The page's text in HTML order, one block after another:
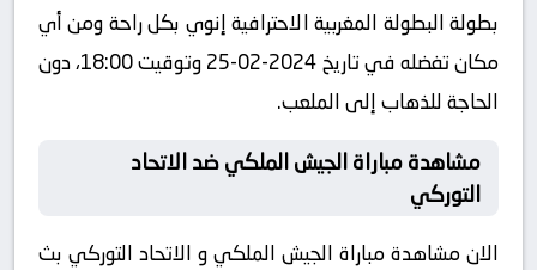
بطولة البطولة المغربية الاحترافية إنوي بكل راحة ومن أي
مكان تفضله في تاريخ 2024-02-25 وتوقيت 18:00، دون
الحاجة للذهاب إلى الملعب.
مشاهدة مباراة الجيش الملكي ضد الاتحاد
التوركي
الان مشاهدة مباراة الجيش الملكي و الاتحاد التوركي بث